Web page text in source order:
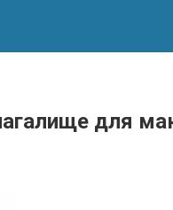
для